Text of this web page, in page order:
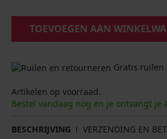
TOEVOEGEN AAN
Gratis
Artikelen op voorraad.
Bestel vandaag nog en je ontvangt je
BESCHRIJVING
VERZENDING EN